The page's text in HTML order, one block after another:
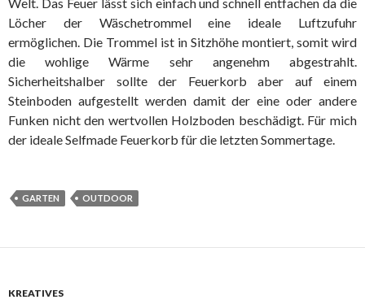
Löcher der Wäschetrommel eine ideale Luftzufuhr
ermöglichen. Die Trommel ist in Sitzhöhe montiert, somit wird
die wohlige Wärme sehr angenehm abgestrahlt.
Sicherheitshalber sollte der Feuerkorb aber auf einem
Steinboden aufgestellt werden damit der eine oder andere
Funken nicht den wertvollen Holzboden beschädigt. Für mich
der ideale Selfmade Feuerkorb für die letzten Sommertage.
GARTEN OUTDOOR
KREATIVES